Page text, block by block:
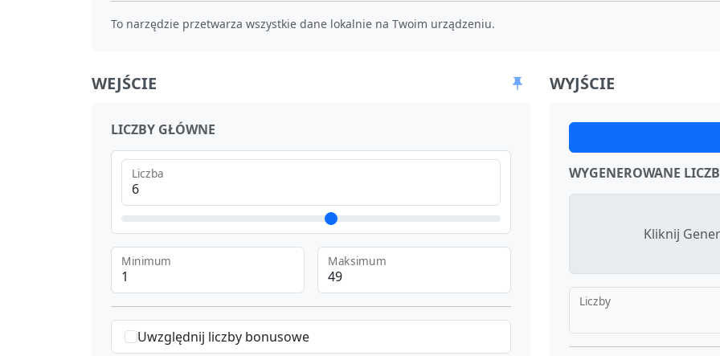
To narzędzie przetwarza wszystkie dane lokalnie na Twoim urządzeniu.
WEJŚCIE
LICZBY GŁÓWNE
Liczba
Minimum Maksimum
Uwzględnij liczby bonusowe
WYJŚCIE
WYGENEROWANE
Kliknij
Liczby